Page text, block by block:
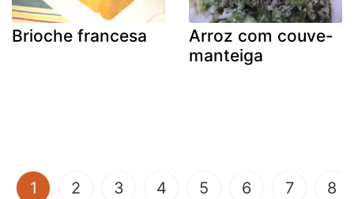
Brioche francesa
Arroz com couve-
manteiga
1 (current)
2 3 4 5 6 7 8